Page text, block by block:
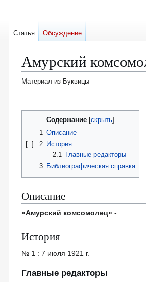
Амурский
Материал из Буквицы
к
навигации
к
Содержание
1 Описание
[−] 2
История
2.1
Главные редакторы
3
Библиографическая справка
Описание
«Амурский комсомолец» -
История
№ 1 : 7 июля 1921 г.
Главные редакторы
Статья Обсуждение